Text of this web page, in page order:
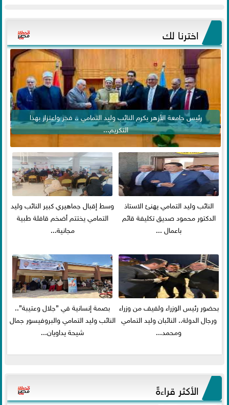
اخترنا لك
رئيس جامعة الأزهر يكرم النائب وليد التمامي .. فخر واعتزاز بهذا
التكريم...
النائب وليد التمامي يهنئ الاستاذ
الدكتور محمود صديق تكليفة قائم
باعمال ...
وسط إقبال جماهيري كبير النائب وليد
التمامي يختتم أضخم قافلة طبية
مجانية...
بحضور رئيس الوزراء ولفيف من وزراء
ورجال الدولة.. النائبان وليد التمامي
ومحمد...
بصمة إنسانية في ”جلال وعتيبة”..
النائب وليد التمامي والبروفيسور جمال
شيحة يداويان...
الأكثر قراءةً